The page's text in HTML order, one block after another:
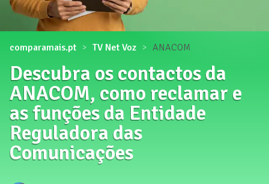
comparamais.pt TV Net Voz ANACOM
Descubra os contactos da
ANACOM, como reclamar e
as funções da Entidade
Reguladora das
Comunicações